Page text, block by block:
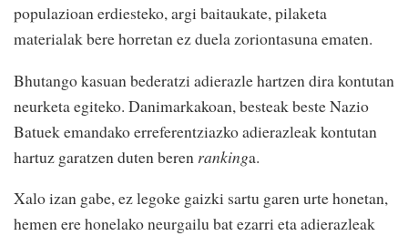
populazioan erdiesteko, argi baitaukate, pilaketa
materialak bere horretan ez duela zoriontasuna ematen.
Bhutango kasuan bederatzi adierazle hartzen dira kontutan
neurketa egiteko. Danimarkakoan, besteak beste Nazio
Batuek emandako erreferentziazko adierazleak kontutan
hartuz garatzen duten beren rankinga.
Xalo izan gabe, ez legoke gaizki sartu garen urte honetan,
hemen ere honelako neurgailu bat ezarri eta adierazleak